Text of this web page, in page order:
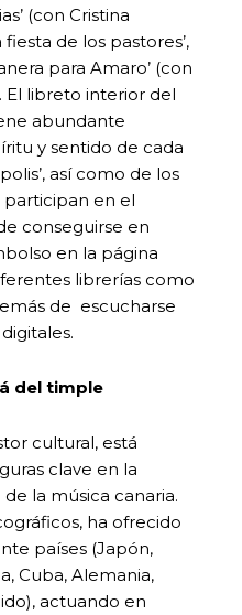
(con Cristina
fiesta de los pastores’,
para Amaro’ (con
El libreto interior del
abundante
y sentido de cada
así como de los
participan en el
conseguirse en
en la página
librerías como
de escucharse
del timple
cultural, está
clave en la
la música canaria.
ha ofrecido
países (Japón,
Cuba, Alemania,
actuando en